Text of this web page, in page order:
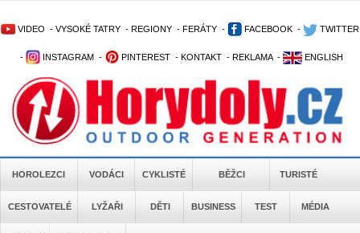
VIDEO - VYSOKÉ TATRY - REGIONY - FERÁTY - FACEBOOK - TWITTER
- INSTAGRAM - PINTEREST - KONTAKT - REKLAMA - ENGLISH
HOROLEZCI VODÁCI CYKLISTÉ BĚŽCI TURISTÉ
CESTOVATELÉ LYŽAŘI DĚTI BUSINESS TEST MÉDIA